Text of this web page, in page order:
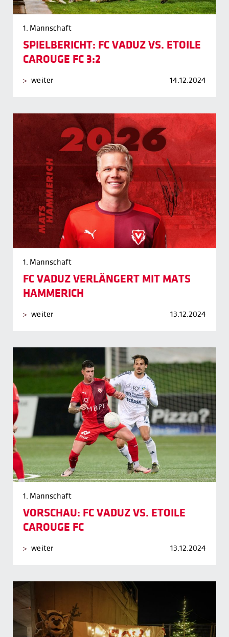
1. Mannschaft
SPIELBERICHT: FC VADUZ VS. ETOILE
CAROUGE FC 3:2
weiter 14.12.2024
1. Mannschaft
FC VADUZ VERLÄNGERT MIT MATS
HAMMERICH
weiter 13.12.2024
1. Mannschaft
VORSCHAU: FC VADUZ VS. ETOILE
CAROUGE FC
weiter 13.12.2024